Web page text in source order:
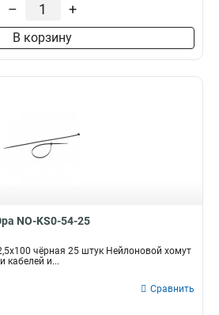
– +
В корзину
NO-KS0-54-25
чёрная 25 штук Нейлоновой хомут
кабелей и...
Сравнить